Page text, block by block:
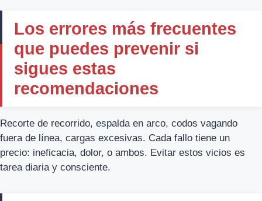
Los errores más frecuentes
que puedes prevenir si
sigues estas
recomendaciones
Recorte de recorrido, espalda en arco, codos vagando
fuera de línea, cargas excesivas. Cada fallo tiene un
precio: ineficacia, dolor, o ambos. Evitar estos vicios es
tarea diaria y consciente.